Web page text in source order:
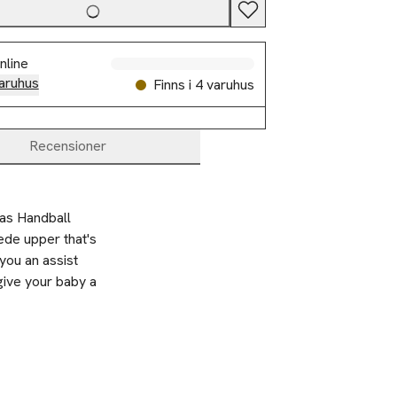
Finns i 4 varuhus
Recensioner
Handball
upper that's
an assist
your baby a